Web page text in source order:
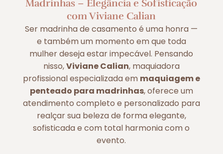
Madrinhas – Elegância e Sofisticação
com Viviane Calian
Ser madrinha de casamento é uma honra —
e também um momento em que toda
mulher deseja estar impecável. Pensando
nisso,Viviane Calian, maquiadora
profissional especializada em maquiagem e
penteado para madrinhas, oferece um
atendimento completo e personalizado para
realçar sua beleza de forma elegante,
sofisticada e com total harmonia com o
evento.